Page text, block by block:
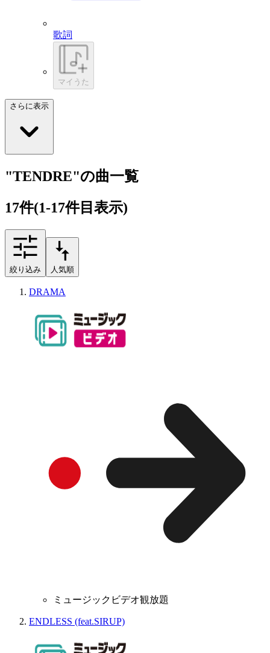
歌詞
マイうた
さらに表示
"TENDRE"の曲一覧
17件(1-17件目表示)
絞り込み 人気順
DRAMA
ミュージックビデオ観放題
ENDLESS (feat.SIRUP)